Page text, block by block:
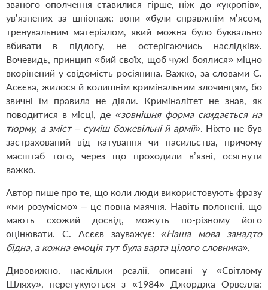
званого ополчення ставилися гірше, ніж до «укропів»,
ув’язнених за шпіонаж: вони «були справжнім м’ясом,
тренувальним матеріалом, який можна було буквально
вбивати в підлогу, не остерігаючись наслідків».
Вочевидь, принцип «бий своїх, щоб чужі боялися» міцно
вкорінений у свідомість росіянина. Важко, за словами С.
Асєєва, жилося й колишнім кримінальним злочинцям, бо
звичні їм правила не діяли. Криміналітет не знав, як
поводитися в місці, де «зовнішня форма скидається на
тюрму, а зміст – суміш божевільні й армії». Ніхто не був
застрахований від катування чи насильства, причому
масштаб того, через що проходили в’язні, осягнути
важко.
Автор пише про те, що коли люди використовують фразу
«ми розуміємо» – це повна маячня. Навіть полонені, що
мають схожий досвід, можуть по-різному його
оцінювати. С. Асєєв зауважує:«Наша мова занадто
бідна, а кожна емоція тут була варта цілого словника».
Дивовижно, наскільки реалії, описані у «Світлому
Шляху», перегукуються з «1984» Джорджа Орвелла: